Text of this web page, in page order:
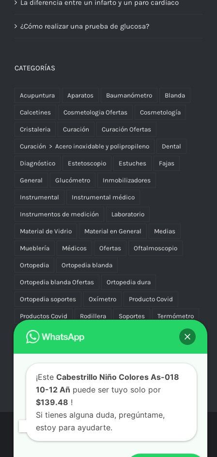
La diferencia entre un infarto y un paro cardíaco
¿Cómo realizar una prueba de glucosa?
CATEGORÍAS
Acupuntura Aparatos Baumanómetro Blanda
Calcetines Cosmetologia Ofertas Cosmetología
Cristaleria Curación Curación Ofertas
Curación > Acero inoxidable y polipropileno Dental
Diagnóstico Estetoscopio Estuches Fajas
General Glucómetro Inmobilizadores
Instrumental Instrumental médico
Instrumentos de medición Laboratorio
Material de Vidrio Material en General Medias
Mueblería Médicos Ofertas Oftalmoscopio
Ortopedia Ortopedia blanda
Ortopedia blanda Ofertas Ortopedia dura
Ortopedia soportes Oxímetro Producto Covid
Productos Covid Rodillera Soportes Termómetro
Uniforme Uniformes
© Copyright 2026 | Aicmx Tienda | Todos los Derechos
¡Este Cabestrillo Niño Colores As-018
10-12 Añ puede ser tuyo solo por
$139.48 !
Si tienes alguna duda, pregúntame,
estoy para ayudarte.